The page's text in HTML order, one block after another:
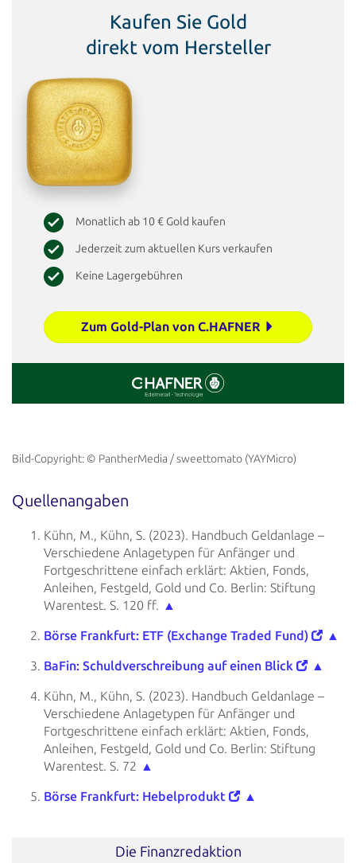
Kaufen Sie Gold
direkt vom Hersteller
Monatlich ab 10 € Gold kaufen
Jederzeit zum aktuellen Kurs verkaufen
Keine Lagergebühren
Zum Gold-Plan von C.HAFNER
Bild-Copyright: © PantherMedia / sweettomato (YAYMicro)
Quellenangaben
Kühn, M., Kühn, S. (2023). Handbuch Geldanlage –
Verschiedene Anlagetypen für Anfänger und
Fortgeschrittene einfach erklärt: Aktien, Fonds,
Anleihen, Festgeld, Gold und Co. Berlin: Stiftung
Warentest. S. 120 ff. ▲
Börse Frankfurt: ETF (Exchange Traded Fund)
▲
BaFin: Schuldverschreibung auf einen Blick
▲
Kühn, M., Kühn, S. (2023). Handbuch Geldanlage –
Verschiedene Anlagetypen für Anfänger und
Fortgeschrittene einfach erklärt: Aktien, Fonds,
Anleihen, Festgeld, Gold und Co. Berlin: Stiftung
Warentest. S. 72 ▲
Börse Frankfurt: Hebelprodukt
▲
Die Finanzredaktion